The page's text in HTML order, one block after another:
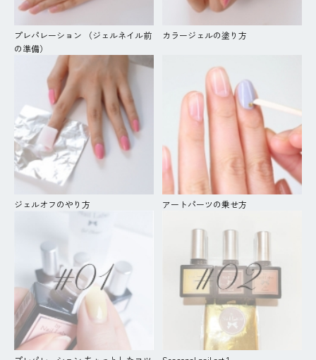
プレパレーション （ジェルネイル前
の準備）
カラージェルの塗り方
ジェルオフのやり方 アートパーツの乗せ方